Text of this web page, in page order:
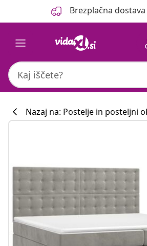
Brezplačna
Nazaj na: Postelje in posteljni